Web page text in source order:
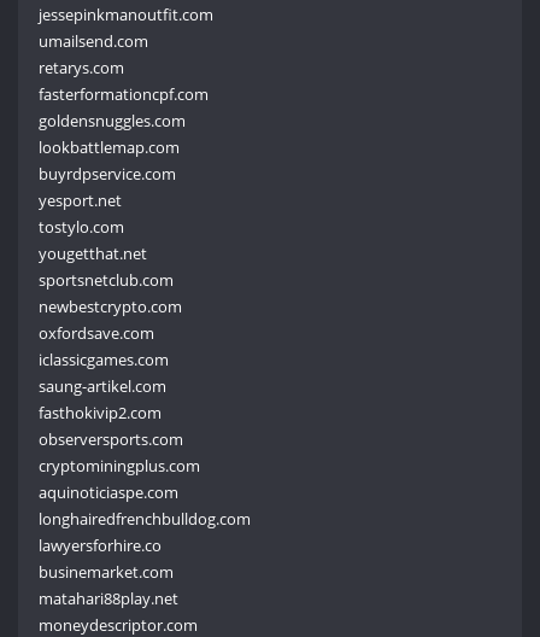
jessepinkmanoutfit.com
umailsend.com
retarys.com
fasterformationcpf.com
goldensnuggles.com
lookbattlemap.com
buyrdpservice.com
yesport.net
tostylo.com
yougetthat.net
sportsnetclub.com
newbestcrypto.com
oxfordsave.com
iclassicgames.com
saung-artikel.com
fasthokivip2.com
observersports.com
cryptominingplus.com
aquinoticiaspe.com
longhairedfrenchbulldog.com
lawyersforhire.co
businemarket.com
matahari88play.net
moneydescriptor.com